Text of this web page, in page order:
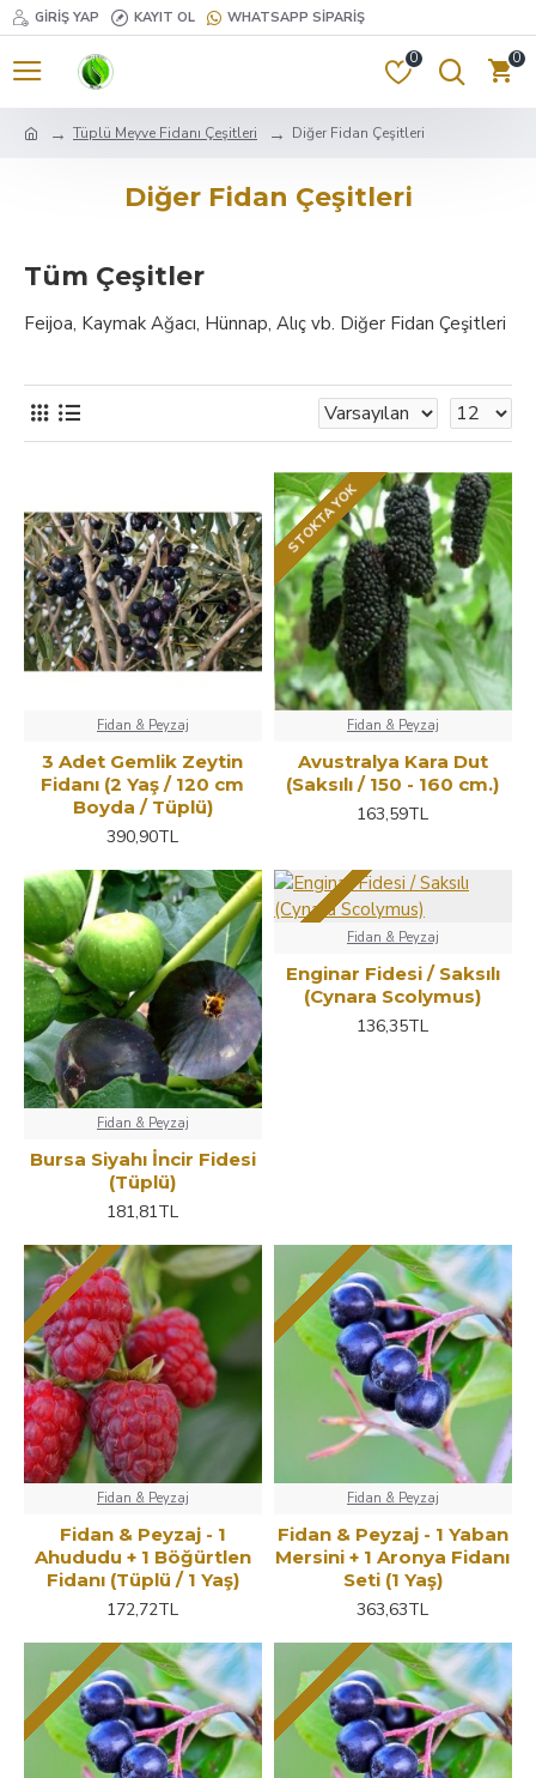
GIRIŞ YAP KAYIT OL WHATSAPP SIPARIŞ
0 0
Tüplü Meyve Fidanı Çeşitleri Diğer Fidan Çeşitleri
Diğer Fidan Çeşitleri
Tüm Çeşitler
Feijoa, Kaymak Ağacı, Hünnap, Alıç vb. Diğer Fidan Çeşitleri
Fidan & Peyzaj
3 Adet Gemlik Zeytin
Fidanı (2 Yaş / 120 cm
Boyda / Tüplü)
390,90TL
STOKTA YOK
Fidan & Peyzaj
Avustralya Kara Dut
(Saksılı / 150 - 160 cm.)
163,59TL
Fidan & Peyzaj
Bursa Siyahı İncir Fidesi
(Tüplü)
181,81TL
Fidan & Peyzaj
Enginar Fidesi / Saksılı
(Cynara Scolymus)
136,35TL
Fidan & Peyzaj
Fidan & Peyzaj - 1
Ahududu + 1 Böğürtlen
Fidanı (Tüplü / 1 Yaş)
172,72TL
Fidan & Peyzaj
Fidan & Peyzaj - 1 Yaban
Mersini + 1 Aronya Fidanı
Seti (1 Yaş)
363,63TL